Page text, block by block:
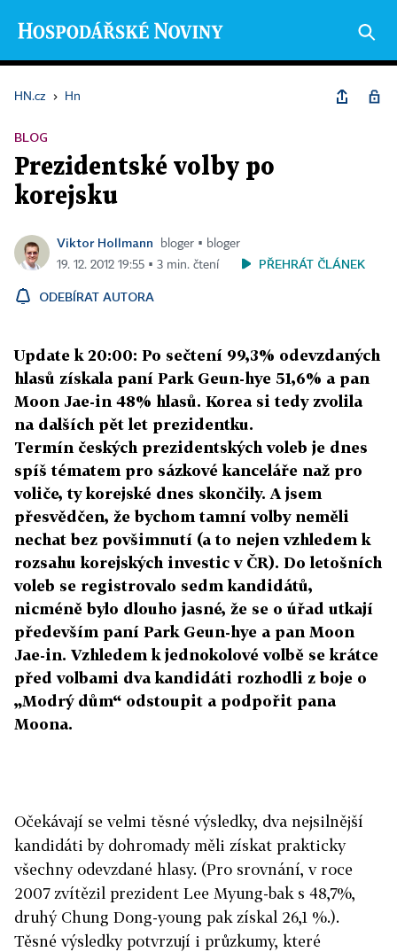
HN.cz › Hn
BLOG
Prezidentské volby po
korejsku
Viktor Hollmann
bloger ▪ bloger
19. 12. 2012 19:55 ▪ 3 min. čtení
PŘEHRÁT ČLÁNEK
ODEBÍRAT AUTORA
Update k 20:00: Po sečtení 99,3% odevzdaných
hlasů získala paní Park Geun-hye 51,6% a pan
Moon Jae-in 48% hlasů. Korea si tedy zvolila
na dalších pět let prezidentku.
Termín českých prezidentských voleb je dnes
spíš tématem pro sázkové kanceláře naž pro
voliče, ty korejské dnes skončily. A jsem
přesvědčen, že bychom tamní volby neměli
nechat bez povšimnutí (a to nejen vzhledem k
rozsahu korejských investic v ČR). Do letošních
voleb se registrovalo sedm kandidátů,
nicméně bylo dlouho jasné, že se o úřad utkají
především paní Park Geun-hye a pan Moon
Jae-in. Vzhledem k jednokolové volbě se krátce
před volbami dva kandidáti rozhodli z boje o
„Modrý dům“ odstoupit a podpořit pana
Moona.
Očekávají se velmi těsné výsledky, dva nejsilnější
kandidáti by dohromady měli získat prakticky
všechny odevzdané hlasy. (Pro srovnání, v roce
2007 zvítězil prezident Lee Myung-bak s 48,7%,
druhý Chung Dong-young pak získal 26,1 %.).
Těsné výsledky potvrzují i průzkumy, které